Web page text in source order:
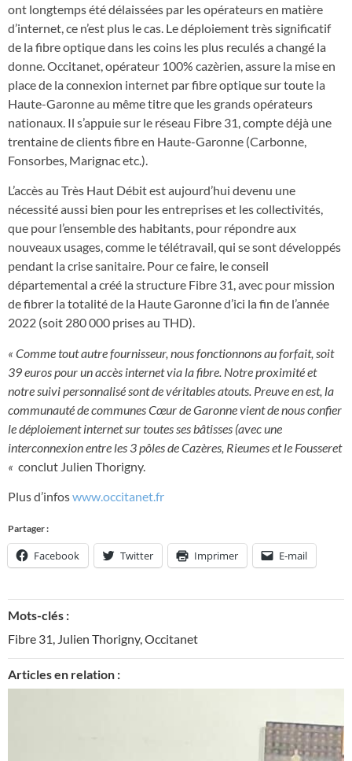
ont longtemps été délaissées par les opérateurs en matière
d’internet, ce n’est plus le cas. Le déploiement très significatif
de la fibre optique dans les coins les plus reculés a changé la
donne. Occitanet, opérateur 100% cazèrien, assure la mise en
place de la connexion internet par fibre optique sur toute la
Haute-Garonne au même titre que les grands opérateurs
nationaux. Il s’appuie sur le réseau Fibre 31, compte déjà une
trentaine de clients fibre en Haute-Garonne (Carbonne,
Fonsorbes, Marignac etc.).
L’accès au Très Haut Débit est aujourd’hui devenu une
nécessité aussi bien pour les entreprises et les collectivités,
que pour l’ensemble des habitants, pour répondre aux
nouveaux usages, comme le télétravail, qui se sont développés
pendant la crise sanitaire. Pour ce faire, le conseil
départemental a créé la structure Fibre 31, avec pour mission
de fibrer la totalité de la Haute Garonne d’ici la fin de l’année
2022 (soit 280 000 prises au THD).
« Comme tout autre fournisseur, nous fonctionnons au forfait, soit
39 euros pour un accès internet via la fibre. Notre proximité et
notre suivi personnalisé sont de véritables atouts. Preuve en est, la
communauté de communes Cœur de Garonne vient de nous confier
le déploiement internet sur toutes ses bâtisses (avec une
interconnexion entre les 3 pôles de Cazères, Rieumes et le Fousseret
« conclut Julien Thorigny.
Plus d’infoswww.occitanet.fr
Partager :
Facebook Twitter Imprimer E-mail
Mots-clés :
Fibre 31
Julien Thorigny, Occitanet
Articles en relation :